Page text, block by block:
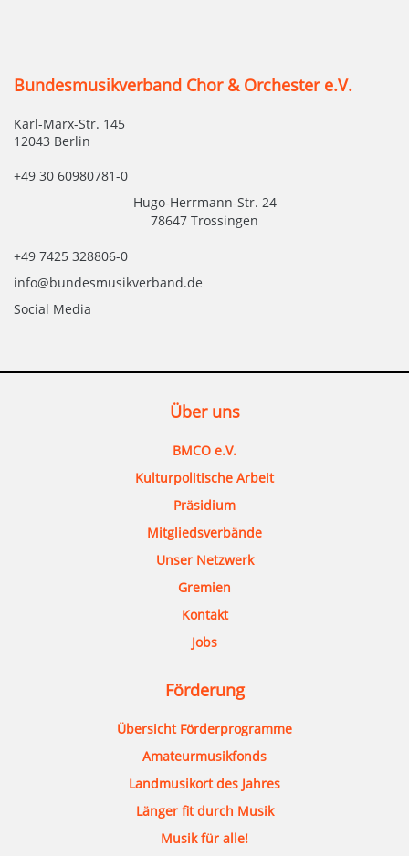
Bundesmusikverband Chor & Orchester e.V.
Karl-Marx-Str. 145
12043 Berlin
+49 30 60980781-0
Hugo-Herrmann-Str. 24
78647 Trossingen
+49 7425 328806-0
info@bundesmusikverband.de
Social Media
Über uns
BMCO e.V.
Kulturpolitische Arbeit
Präsidium
Mitgliedsverbände
Unser Netzwerk
Gremien
Kontakt
Jobs
Förderung
Übersicht Förderprogramme
Amateurmusikfonds
Landmusikort des Jahres
Länger fit durch Musik
Musik für alle!